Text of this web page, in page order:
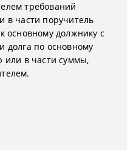
требований
в части поручитель
основному должнику с
долга по основному
или в части суммы,